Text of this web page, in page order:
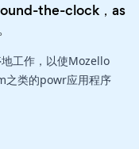
the-clock，as
工作，以使Mozello
类的powr应用程序